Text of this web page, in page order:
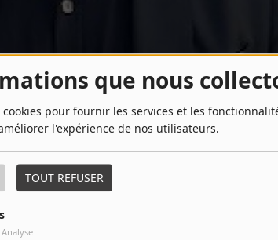
que nous
pour fournir les services et les
l'expérience de nos utilisateurs.
TOUT REFUSER
derrière Panache Productions et La Compagnie
ilms : « DALLOWAY » de Yann Gozlan, projeté en